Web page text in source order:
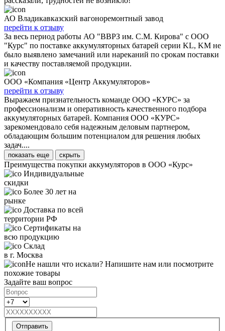
АО Владикавказский вагоноремонтный завод
перейти к отзыву
За весь период работы АО "ВВРЗ им. С.М. Кирова" с ООО
"Курс" по поставке аккумуляторных батарей серии KL, KM не
было выявлено замечаний или нареканий по срокам поставки
и качеству поставляемой продукции.
ООО «Компания «Центр Аккумуляторов»
перейти к отзыву
Выражаем признательность команде ООО «КУРС» за
профессионализм и оперативность качественного подбора
аккумуляторных батарей. Компания ООО «КУРС»
зарекомендовало себя надежным деловым партнером,
обладающим большим потенциалом для решения любых
задач....
показать еще скрыть
Преимущества покупки аккумуляторов в ООО «Курс»
Индивидуальные
скидки
Более 30 лет на
рынке
Доставка по всей
территории РФ
Сертификаты на
всю продукцию
Склад
в г. Москва
Не нашли что искали? Напишите нам или посмотрите
похожие товары
Задайте ваш вопрос
Отправить